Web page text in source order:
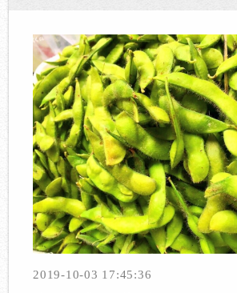
2019-10-03 17:45:36